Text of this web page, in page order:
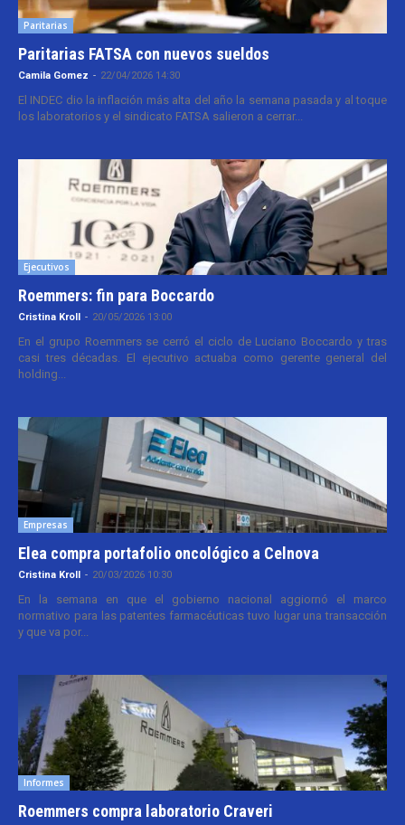
Paritarias
Paritarias FATSA con nuevos sueldos
Camila Gomez - 22/04/2026 14:30
El INDEC dio la inflación más alta del año la semana pasada y al toque
los laboratorios y el sindicato FATSA salieron a cerrar...
Ejecutivos
Roemmers: fin para Boccardo
Cristina Kroll - 20/05/2026 13:00
En el grupo Roemmers se cerró el ciclo de Luciano Boccardo y tras
casi tres décadas. El ejecutivo actuaba como gerente general del
holding...
Empresas
Elea compra portafolio oncológico a Celnova
Cristina Kroll - 20/03/2026 10:30
En la semana en que el gobierno nacional aggiornó el marco
normativo para las patentes farmacéuticas tuvo lugar una transacción
y que va por...
Informes
Roemmers compra laboratorio Craveri